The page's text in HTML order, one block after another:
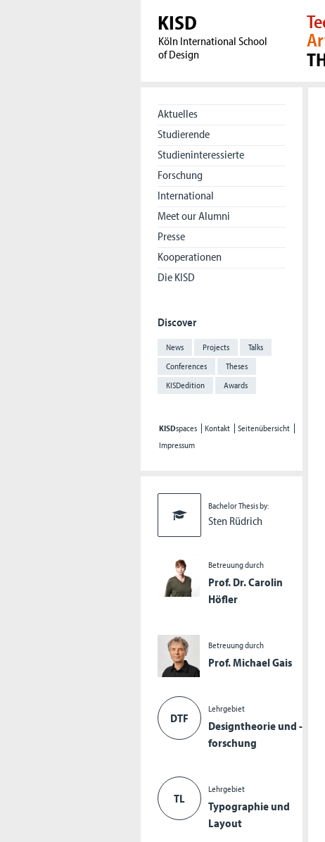
KISD
Köln International School
of Design
Aktuelles
Studierende
Studieninteressierte
Forschung
International
Meet our Alumni
Presse
Kooperationen
Die KISD
Discover
News Projects
Talks
Conferences
Theses
KISDedition
Awards
KISDspaces Kontakt
Seitenübersicht
Impressum
Bachelor Thesis by:
Sten Rüdrich
Betreuung durch
Prof. Dr. Carolin
Höfler
Betreuung durch
Prof. Michael Gais
DTF
Lehrgebiet
Designtheorie und -
forschung
TL
Lehrgebiet
Typographie und
Layout